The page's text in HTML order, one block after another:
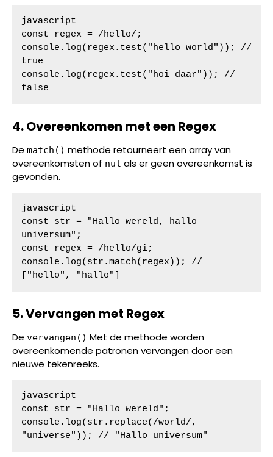
javascript
const regex = /hello/;
console.log(regex.test("hello world")); //
true
console.log(regex.test("hoi daar")); //
false
4. Overeenkomen met een Regex
De match() methode retourneert een array van
overeenkomsten of nul als er geen overeenkomst is
gevonden.
javascript
const str = "Hallo wereld, hallo
universum";
const regex = /hello/gi;
console.log(str.match(regex)); //
["hello", "hallo"]
5. Vervangen met Regex
De vervangen() Met de methode worden
overeenkomende patronen vervangen door een
nieuwe tekenreeks.
javascript
const str = "Hallo wereld";
console.log(str.replace(/world/,
"universe")); // "Hallo universum"